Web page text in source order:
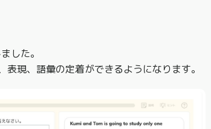
した。
現、語彙の定着ができるようになります。